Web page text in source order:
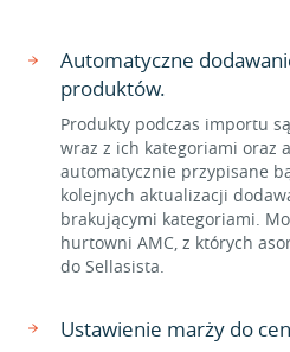
Automatyczne
produktów.
Produkty podczas importu
wraz z ich kategoriami oraz
automatycznie przypisane
kolejnych aktualizacji
brakującymi kategoriami.
hurtowni AMC, z których
do Sellasista.
Ustawienie marży do